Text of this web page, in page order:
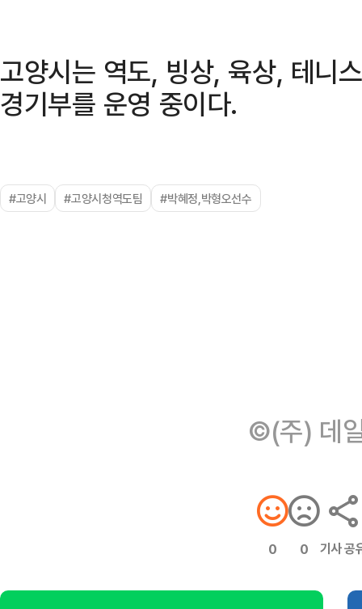
고양시는 역도, 빙상, 육상, 테니
경기부를 운영 중이다.
#고양시 #고양시청역도팀 #박혜정,박형오선수
©(주) 데
0 0 기사 공